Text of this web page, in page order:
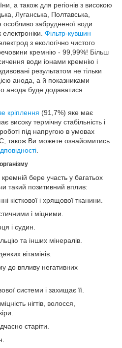
а також для регіонів з високою
Луганська, Полтавська,
особливо забрудненої води
Фільтр-кувшин
з екологічно чистого
кремнію - 99,99%! Більш
води іонами кремнію і
результатом не тільки
анода, а й показниками
анода буде додаватися
кріплення (91,7%) яке має
високу термічну стабільність і
під напругою в умовах
С, також Ви можете ознайомитись
бере участь у багатьох
такий позитивний вплив:
кісткової і хрящової тканини.
і міцними.
і судин.
та інших мінералів.
вітамінів.
до впливу негативних
системи і захищає її.
нігтів, волосся,
старіти.